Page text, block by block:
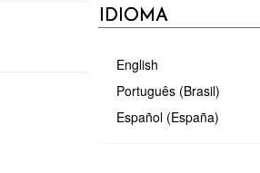
IDIOMA
English
Português (Brasil)
Español (España)